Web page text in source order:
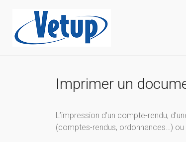
Imprimer un
L’impression d’un compte-rendu,
(comptes-rendus, ordonnances…) ou